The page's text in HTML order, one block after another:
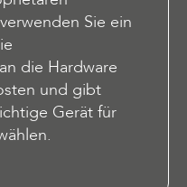
Sie ein
die Hardware
und gibt
Gerät für